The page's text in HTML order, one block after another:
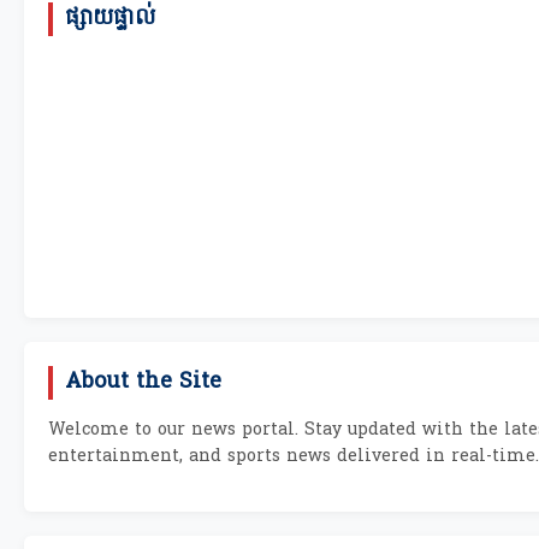
ផ្សាយផ្ទាល់
About the Site
Welcome to our news portal. Stay updated with the
entertainment, and sports news delivered in real-time.